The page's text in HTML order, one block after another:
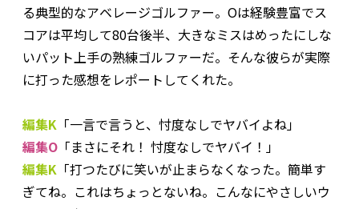
る典型的なアベレージゴルファー。Oは経験豊富でス
コアは平均して80台後半、大きなミスはめったにしな
いパット上手の熟練ゴルファーだ。そんな彼らが実際
に打った感想をレポートしてくれた。
編集K 「一言で言うと、忖度なしでヤバイよね」
編集O 「まさにそれ！ 忖度なしでヤバイ！」
編集K 「打つたびに笑いが止まらなくなった。簡単す
ぎてね。これはちょっとないね。こんなにやさしいウ